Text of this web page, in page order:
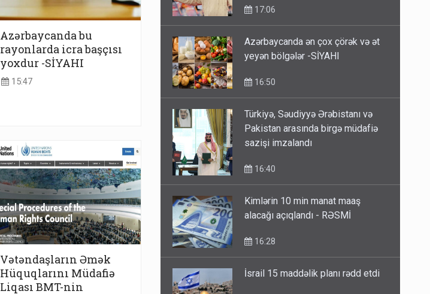
Azərbaycanda bu
rayonlarda icra başçısı
yoxdur -SİYAHI
15:47
Vətəndaşların Əmək
Hüquqlarını Müdafiə
Liqası BMT-nin
17:06
Azərbaycanda ən çox çörək və ət
yeyən bölgələr -SİYAHI
16:50
Türkiyə, Səudiyyə Ərəbistanı və
Pakistan arasında birgə müdafiə
sazişi imzalandı
16:40
Kimlərin 10 min manat maaş
alacağı açıqlandı - RƏSMİ
16:28
İsrail 15 maddəlik planı rədd etdi